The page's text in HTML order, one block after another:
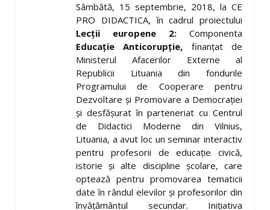
Sâmbătă, 15 septembrie, 2018, la CE
PRO DIDACTICA, în cadrul proiectului
Lecții europene 2: Componenta
Educație Anticorupție, finanțat de
Ministerul Afacerilor Externe al
Republicii Lituania din fondurile
Programului de Cooperare pentru
Dezvoltare și Promovare a Democrației
și desfășurat în parteneriat cu Centrul
de Didactici Moderne din Vilnius,
Lituania, a avut loc un seminar interactiv
pentru profesorii de educație civică,
istorie și alte discipline școlare, care
optează pentru promovarea tematicii
date în rândul elevilor și profesorilor din
învățământul secundar. Inițiativa